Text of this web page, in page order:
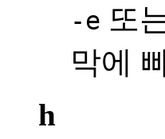
-e 또
막에
h